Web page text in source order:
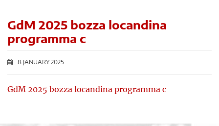
GdM 2025 bozza locandina
programma c
8 JANUARY 2025
GdM 2025 bozza locandina programma c